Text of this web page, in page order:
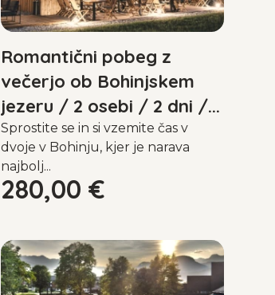
Romantični pobeg z
večerjo ob Bohinjskem
jezeru / 2 osebi / 2 dni /...
Sprostite se in si vzemite čas v
dvoje v Bohinju, kjer je narava
najbolj...
280,00 €